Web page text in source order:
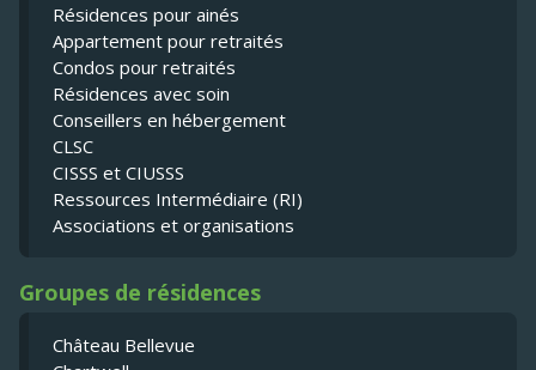
Résidences pour ainés
Appartement pour retraités
Condos pour retraités
Résidences avec soin
Conseillers en hébergement
CLSC
CISSS et CIUSSS
Ressources Intermédiaire (RI)
Associations et organisations
Groupes de résidences
Château Bellevue